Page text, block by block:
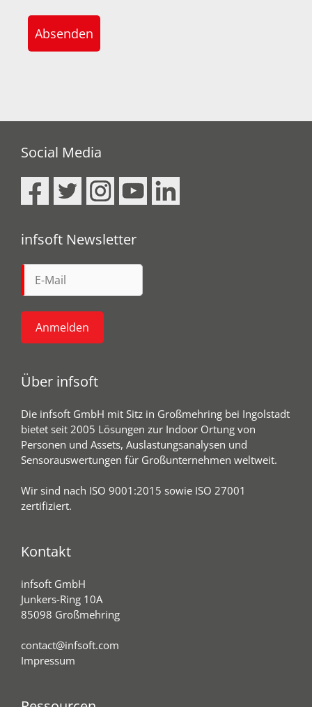
Absenden
Social Media
infsoft Newsletter
Über infsoft
Die infsoft GmbH mit Sitz in Großmehring bei Ingolstadt
bietet seit 2005 Lösungen zur Indoor Ortung von
Personen und Assets, Auslastungsanalysen und
Sensorauswertungen für Großunternehmen weltweit.
Wir sind nach ISO 9001:2015 sowie ISO 27001
zertifiziert.
Kontakt
infsoft GmbH
Junkers-Ring 10A
85098 Großmehring
contact@infsoft.com
Impressum